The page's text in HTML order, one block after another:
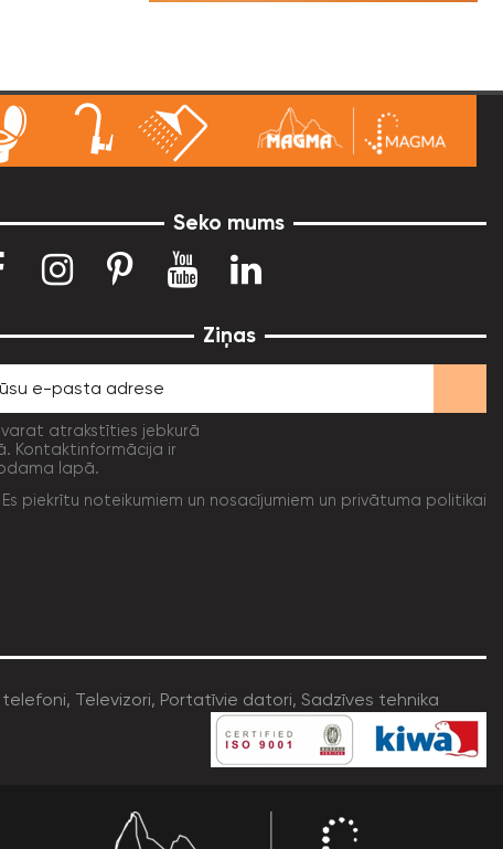
Seko mums
Ziņas
varat atrakstīties jebkurā
Kontaktinformācija ir
lapā.
Es piekrītu noteikumiem un nosacījumiem un privātuma politikai